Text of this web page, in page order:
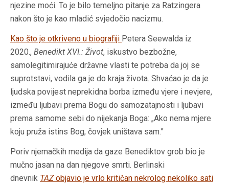
njezine moći. To je bilo temeljno pitanje za Ratzingera
nakon što je kao mladić svjedočio nacizmu.
Kao što je otkriveno u biografiji Petera Seewalda iz
2020., Benedikt XVI.: Život, iskustvo bezbožne,
samolegitimirajuće državne vlasti te potreba da joj se
suprotstavi, vodila ga je do kraja života. Shvaćao je da je
ljudska povijest neprekidna borba između vjere i nevjere,
između ljubavi prema Bogu do samozatajnosti i ljubavi
prema samome sebi do nijekanja Boga: „Ako nema mjere
koju pruža istins Bog, čovjek uništava sam.”
Poriv njemačkih medija da gaze Benediktov grob bio je
mučno jasan na dan njegove smrti. Berlinski
dnevnik TAZobjavio je vrlo kritičan nekrolog nekoliko sati